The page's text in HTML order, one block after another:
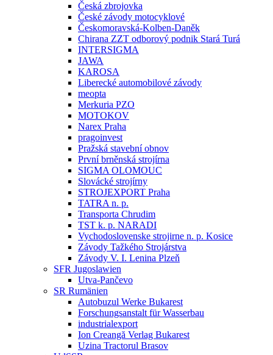
Česká zbrojovka
České závody motocyklové
Českomoravská-Kolben-Daněk
Chirana ZZT odborový podnik Stará Turá
INTERSIGMA
JAWA
KAROSA
Liberecké automobilové závody
meopta
Merkuria PZO
MOTOKOV
Narex Praha
pragoinvest
Pražská stavební obnov
První brněnská strojírna
SIGMA OLOMOUC
Slovácké strojírny
STROJEXPORT Praha
TATRA n. p.
Transporta Chrudim
TST k. p. NARADI
Vychodoslovenske strojirne n. p. Kosice
Závody Tažkého Strojárstva
Závody V. I. Lenina Plzeň
SFR Jugoslawien
Utva-Pančevo
SR Rumänien
Autobuzul Werke Bukarest
Forschungsanstalt für Wasserbau
industrialexport
Ion Creangă Verlag Bukarest
Uzina Tractorul Brasov